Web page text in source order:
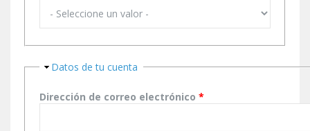
Ocultar
Datos de tu cuenta
Dirección de correo electrónico *